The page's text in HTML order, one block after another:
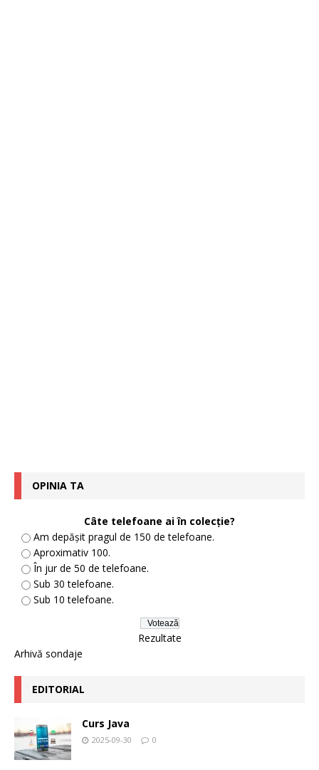
OPINIA TA
Câte telefoane ai în colecție?
Am depășit pragul de 150 de telefoane.
Aproximativ 100.
În jur de 50 de telefoane.
Sub 30 telefoane.
Sub 10 telefoane.
Rezultate
Arhivă sondaje
EDITORIAL
Curs Java
2025-09-30 0